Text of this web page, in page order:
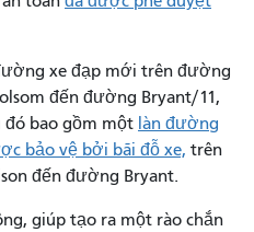
xe đạp mới trên đường
đến đường Bryant/11,
đó bao gồm một làn đường
bảo vệ bởi bãi đỗ xe, trên
đến đường Bryant.
giúp tạo ra một rào chắn